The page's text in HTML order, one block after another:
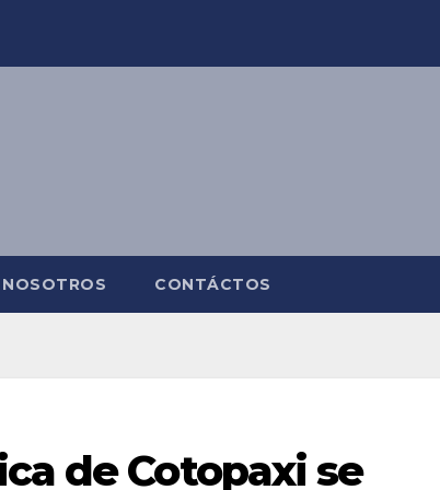
NOSOTROS CONTÁCTOS
de Cotopaxi se